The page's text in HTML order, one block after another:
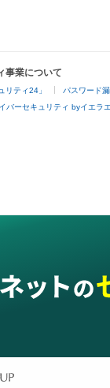
事業について
リティ24」 パスワード
バーセキュリティ byイエラエ